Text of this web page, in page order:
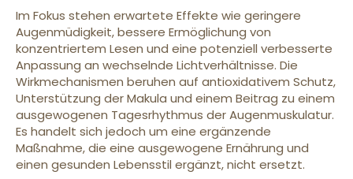
Im Fokus stehen erwartete Effekte wie geringere
Augenmüdigkeit, bessere Ermöglichung von
konzentriertem Lesen und eine potenziell verbesserte
Anpassung an wechselnde Lichtverhältnisse. Die
Wirkmechanismen beruhen auf antioxidativem Schutz,
Unterstützung der Makula und einem Beitrag zu einem
ausgewogenen Tagesrhythmus der Augenmuskulatur.
Es handelt sich jedoch um eine ergänzende
Maßnahme, die eine ausgewogene Ernährung und
einen gesunden Lebensstil ergänzt, nicht ersetzt.